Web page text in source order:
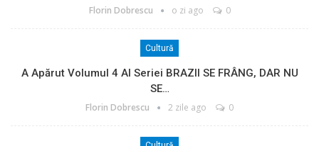
Florin Dobrescu o zi ago 0
Cultură
A Apărut Volumul 4 Al Seriei BRAZII SE FRÂNG, DAR NU
SE…
Florin Dobrescu 2 zile ago 0